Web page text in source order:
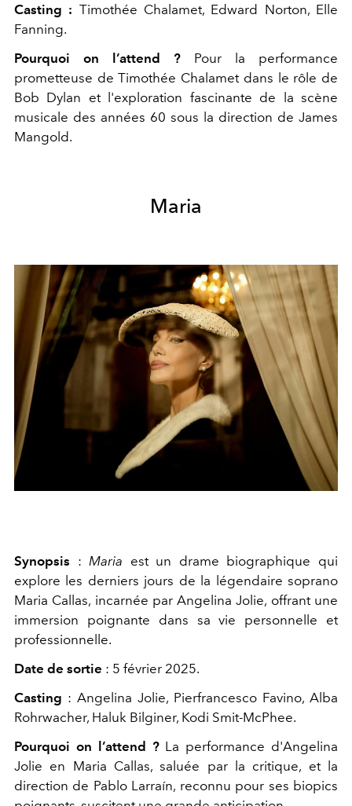
Casting : Timothée Chalamet, Edward Norton, Elle
Fanning.
Pourquoi on l’attend ? Pour la performance
prometteuse de Timothée Chalamet dans le rôle de
Bob Dylan et l'exploration fascinante de la scène
musicale des années 60 sous la direction de James
Mangold.
Maria
Synopsis :Maria est un drame biographique qui
explore les derniers jours de la légendaire soprano
Maria Callas, incarnée par Angelina Jolie, offrant une
immersion poignante dans sa vie personnelle et
professionnelle.
Date de sortie : 5 février 2025.
Casting : Angelina Jolie, Pierfrancesco Favino, Alba
Rohrwacher, Haluk Bilginer, Kodi Smit-McPhee.
Pourquoi on l’attend ?La performance d'Angelina
Jolie en Maria Callas, saluée par la critique, et la
direction de Pablo Larraín, reconnu pour ses biopics